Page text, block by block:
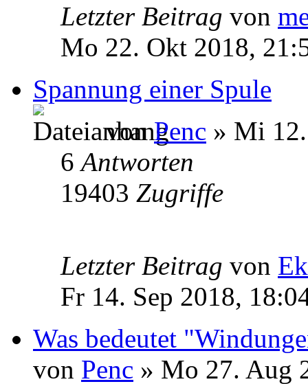
Letzter Beitrag von
Mo 22. Okt 2018,
Spannung einer Spule
vonPenc » Mi
6Antworten
19403 Zugriffe
Letzter Beitrag von
Fr 14. Sep 2018,
Was bedeutet
von Penc » Mo 27. Aug